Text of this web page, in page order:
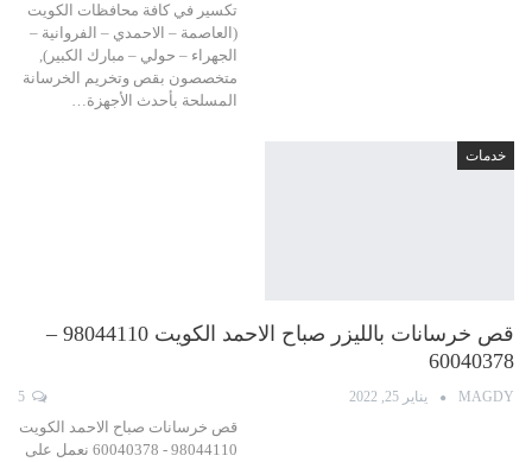
تكسير في كافة محافظات الكويت
(العاصمة – الاحمدي – الفروانية –
الجهراء – حولي – مبارك الكبير),
متخصصون بقص وتخريم الخرسانة
المسلحة بأحدث الأجهزة…
خدمات
قص خرسانات بالليزر صباح الاحمد الكويت 98044110 –
60040378
MAGDY يناير 25, 2022
قص خرسانات صباح الاحمد الكويت
98044110 - 60040378 نعمل على